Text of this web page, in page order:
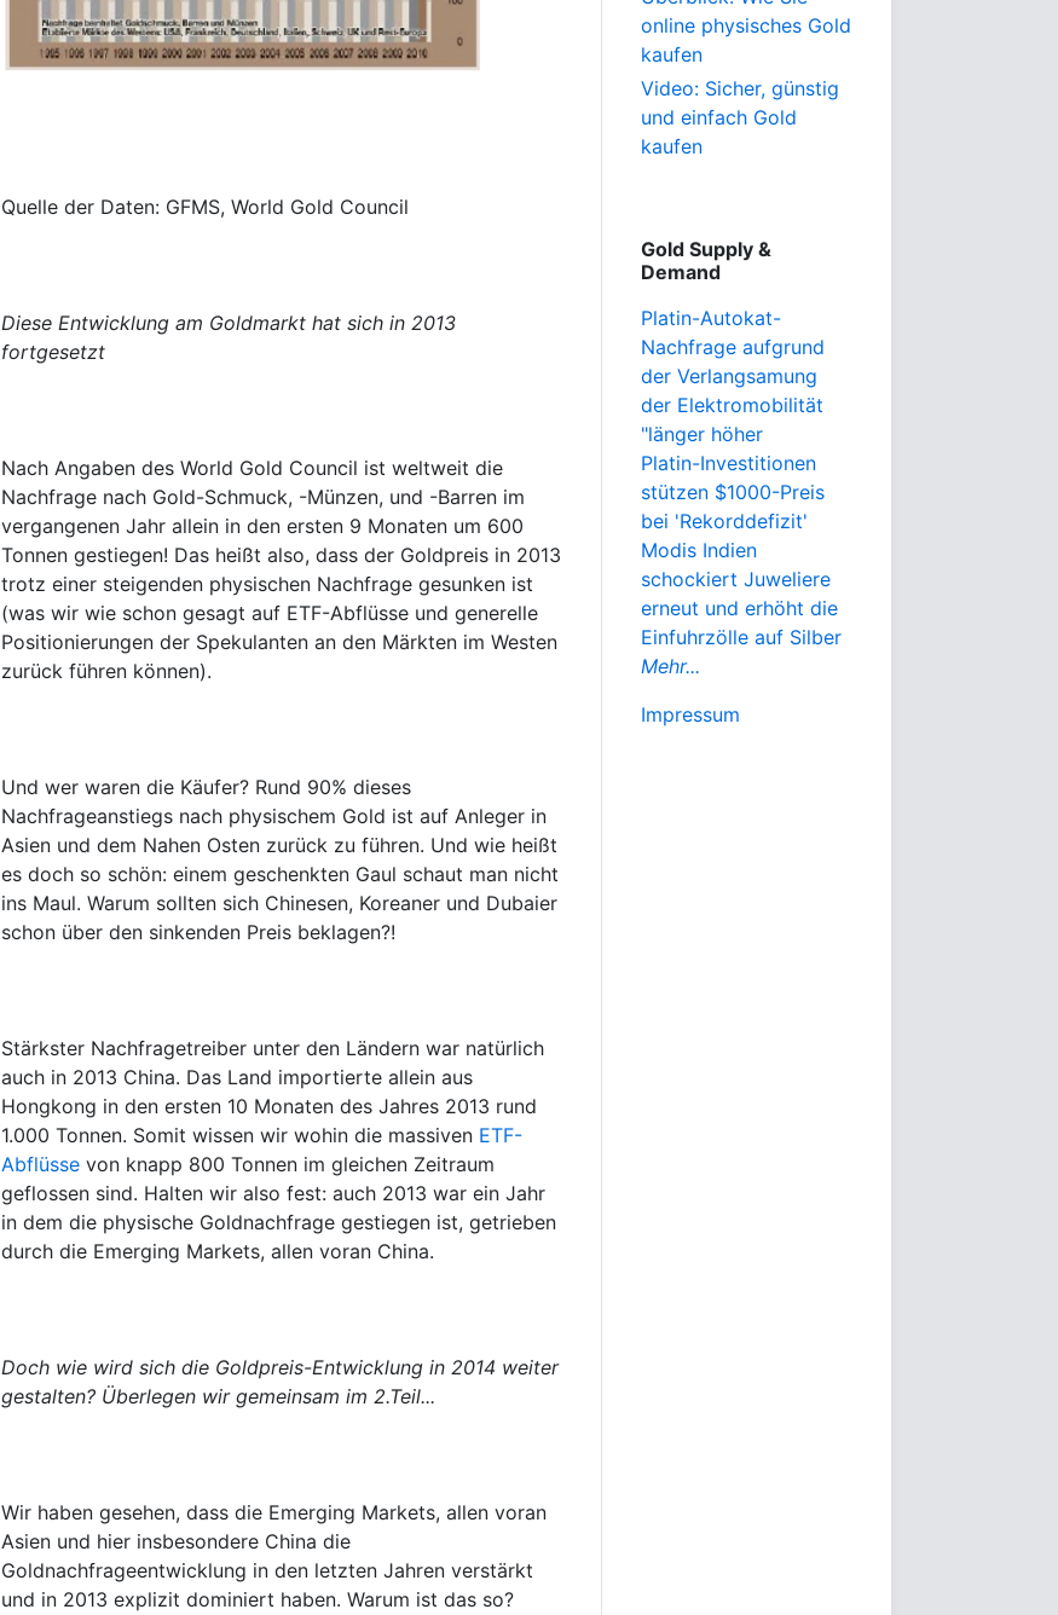
Quelle der Daten: GFMS, World Gold Council
Diese Entwicklung am Goldmarkt hat sich in 2013
fortgesetzt
Nach Angaben des World Gold Council ist weltweit die
Nachfrage nach Gold-Schmuck, -Münzen, und -Barren im
vergangenen Jahr allein in den ersten 9 Monaten um 600
Tonnen gestiegen! Das heißt also, dass der Goldpreis in 2013
trotz einer steigenden physischen Nachfrage gesunken ist
(was wir wie schon gesagt auf ETF-Abflüsse und generelle
Positionierungen der Spekulanten an den Märkten im Westen
zurück führen können).
Und wer waren die Käufer? Rund 90% dieses
Nachfrageanstiegs nach physischem Gold ist auf Anleger in
Asien und dem Nahen Osten zurück zu führen. Und wie heißt
es doch so schön: einem geschenkten Gaul schaut man nicht
ins Maul. Warum sollten sich Chinesen, Koreaner und Dubaier
schon über den sinkenden Preis beklagen?!
Stärkster Nachfragetreiber unter den Ländern war natürlich
auch in 2013 China. Das Land importierte allein aus
Hongkong in den ersten 10 Monaten des Jahres 2013 rund
1.000 Tonnen. Somit wissen wir wohin die massiven ETF-
Abflüsse von knapp 800 Tonnen im gleichen Zeitraum
geflossen sind. Halten wir also fest: auch 2013 war ein Jahr
in dem die physische Goldnachfrage gestiegen ist, getrieben
durch die Emerging Markets, allen voran China.
Doch wie wird sich die Goldpreis-Entwicklung in 2014 weiter
gestalten? Überlegen wir gemeinsam im 2.Teil...
Wir haben gesehen, dass die Emerging Markets, allen voran
Asien und hier insbesondere China die
Goldnachfrageentwicklung in den letzten Jahren verstärkt
und in 2013 explizit dominiert haben. Warum ist das so?
online physisches Gold
kaufen
Video: Sicher, günstig
und einfach Gold
kaufen
Gold Supply &
Demand
Platin-Autokat-
Nachfrage aufgrund
der Verlangsamung
der Elektromobilität
"länger höher
Platin-Investitionen
stützen $1000-Preis
bei 'Rekorddefizit'
Modis Indien
schockiert Juweliere
erneut und erhöht die
Einfuhrzölle auf Silber
Mehr...
Impressum